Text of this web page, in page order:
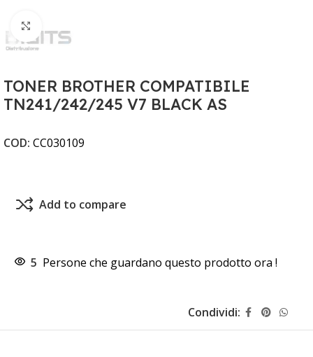
TONER BROTHER COMPATIBILE
TN241/242/245 V7 BLACK AS
COD: CC030109
Add to compare
5 Persone che guardano questo prodotto ora !
Condividi: